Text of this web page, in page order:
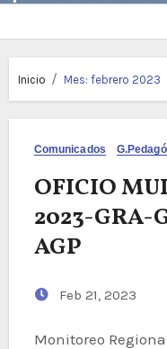
Inicio Mes: febrero 2023
Comunicados
OFICIO
2023-GRA-
AGP
Feb 21, 2023
Monitoreo Regional del Buen Inicio del Año